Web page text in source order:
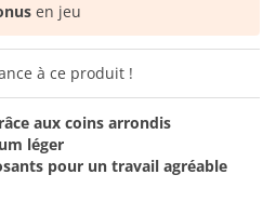
en jeu
à ce produit !
aux coins arrondis
léger
pour un travail agréable